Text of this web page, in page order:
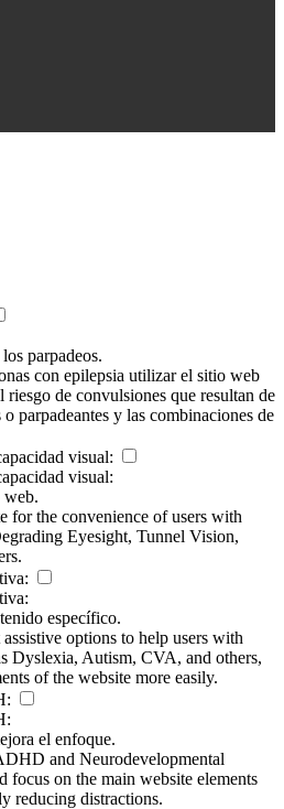
parpadeos.
con epilepsia utilizar el sitio web
de convulsiones que resultan de
parpadeantes y las combinaciones de
visual:
visual:
web.
for the convenience of users with
Eyesight, Tunnel Vision,
específico.
options to help users with
Dyslexia, Autism, CVA, and others,
of the website more easily.
el enfoque.
and Neurodevelopmental
focus on the main website elements
reducing distractions.